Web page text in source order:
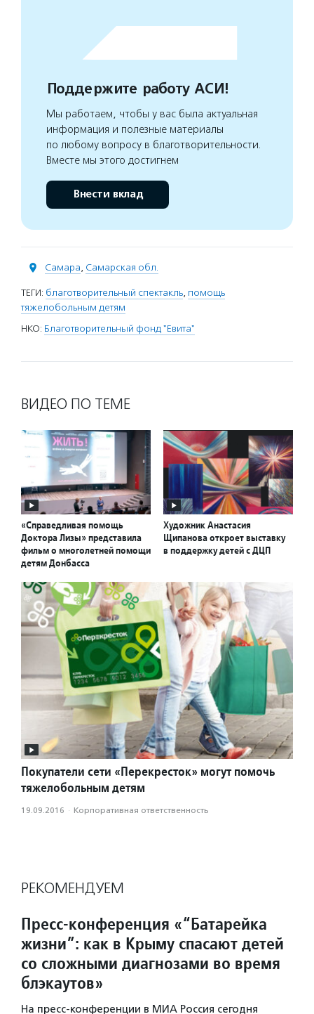
Поддержите работу АСИ!
Мы работаем, чтобы у вас была актуальная
информация и полезные материалы
по любому вопросу в благотворительности.
Вместе мы этого достигнем
Внести вклад
Самара, Самарская обл.
ТЕГИ: благотворительный спектакль, помощь
тяжелобольным детям
НКО: Благотворительный фонд "Евита"
ВИДЕО ПО ТЕМЕ
«Справедливая помощь
Доктора Лизы» представила
фильм о многолетней помощи
детям Донбасса
Художник Анастасия
Щипанова откроет выставку
в поддержку детей с ДЦП
Покупатели сети «Перекресток» могут помочь
тяжелобольным детям
19.09.2016 · Корпоративная ответственность
РЕКОМЕНДУЕМ
Пресс-конференция «“Батарейка
жизни”: как в Крыму спасают детей
со сложными диагнозами во время
блэкаутов»
На пресс-конференции в МИА Россия сегодня